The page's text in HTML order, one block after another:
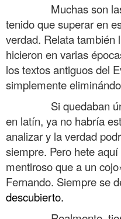
Muchas son
tenido que superar en
verdad. Relata también
hicieron en varias
los textos antiguos del
simplemente
Si quedaban
en latín, ya no habría
analizar y la verdad
siempre. Pero hete
mentiroso que a un
Fernando. Siempre se
descubierto.